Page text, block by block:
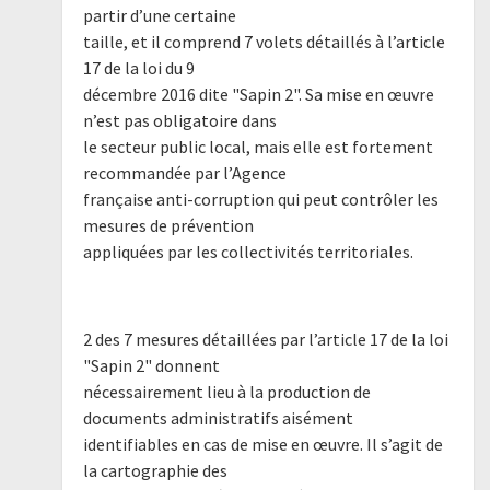
partir d’une certaine
taille, et il comprend 7 volets détaillés à l’article
17 de la loi du 9
décembre 2016 dite "Sapin 2". Sa mise en œuvre
n’est pas obligatoire dans
le secteur public local, mais elle est fortement
recommandée par l’Agence
française anti-corruption qui peut contrôler les
mesures de prévention
appliquées par les collectivités territoriales.
2 des 7 mesures détaillées par l’article 17 de la loi
"Sapin 2" donnent
nécessairement lieu à la production de
documents administratifs aisément
identifiables en cas de mise en œuvre. Il s’agit de
la cartographie des